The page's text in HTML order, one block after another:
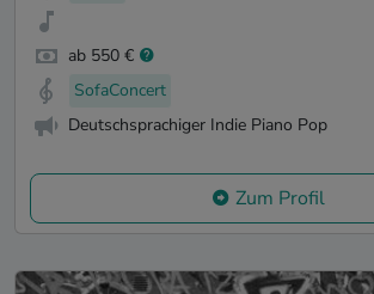
ab 550 €
SofaConcert
Deutschsprachiger Indie Piano Pop
Zum Profil